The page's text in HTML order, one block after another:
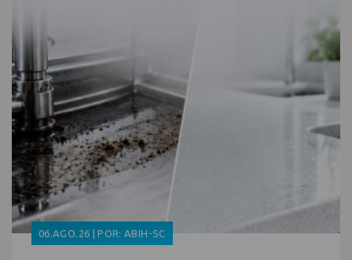
06.AGO.26 | POR: ABIH-SC